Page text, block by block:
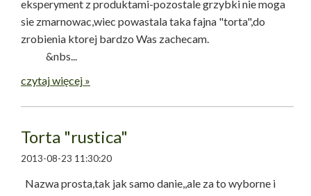
eksperyment z produktami-pozostale grzybki nie moga
sie zmarnowac,wiec powastala taka fajna "torta",do
zrobienia ktorej bardzo Was zachecam.
&nbs...
czytaj więcej »
Torta "rustica"
2013-08-23 11:30:20
Nazwa prosta,tak jak samo danie,,ale za to wyborne i